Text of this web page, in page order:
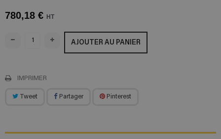
780,18 € HT
AJOUTER AU PANIER
IMPRIMER
Tweet Partager Pinterest